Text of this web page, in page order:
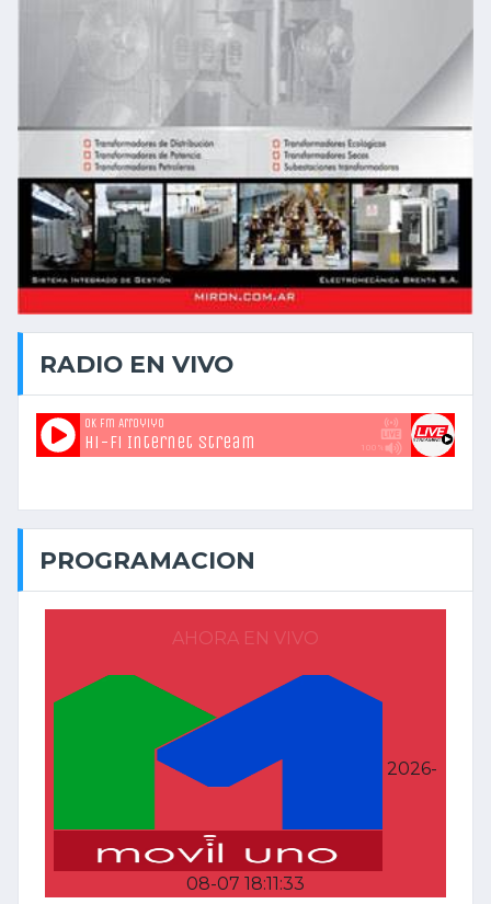
RADIO EN VIVO
PROGRAMACION
AHORA EN VIVO
2026-
08-07 18:11:33